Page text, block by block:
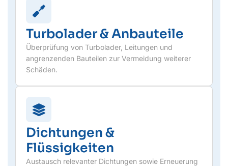
Turbolader & Anbauteile
Überprüfung von Turbolader, Leitungen und
angrenzenden Bauteilen zur Vermeidung weiterer
Schäden.
Dichtungen &
Flüssigkeiten
Austausch relevanter Dichtungen sowie Erneuerung